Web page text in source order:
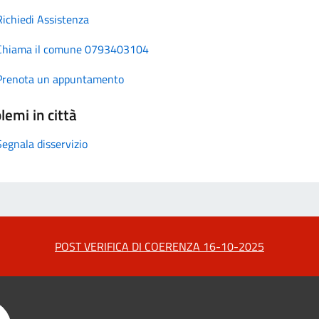
Assistenza
il comune 0793403104
un appuntamento
in città
disservizio
POST VERIFICA DI COERENZA 16-10-2025